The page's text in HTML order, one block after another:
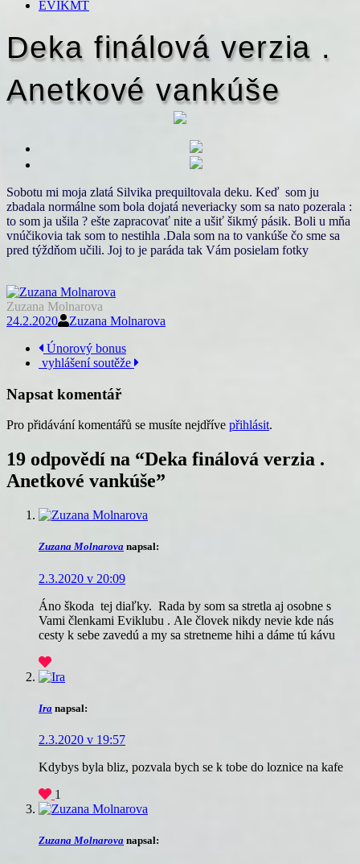
EVIKMT
Deka finálová verzia .
Anetkové vankúše
Sobotu mi moja zlatá Silvika prequiltovala deku. Keď som ju
zbadala normálne som bola dojatá neveriacky som sa nato pozerala :
to som ja ušila ? ešte zapracovať nite a ušiť šikmý pásik. Boli u mňa
vnúčikovia tak som to nestihla .Dala som na to vankúše čo sme sa
pred týždňom učili. Joj to je paráda tak Vám posielam fotky
Zuzana Molnarova
24.2.2020
Zuzana Molnarova
Navigace
příspěvku
Únorový bonus
vyhlášení soutěže
Napsat komentář
Pro přidávání komentářů se musíte nejdříve přihlásit.
19 odpovědí na “Deka finálová verzia .
Anetkové vankúše”
Zuzana Molnarova napsal:
2.3.2020 v 20:09
Áno škoda tej diaľky. Rada by som sa stretla aj osobne s
Vami členkami Eviklubu . Ale človek nikdy nevie kde nás
cesty k sebe zavedú a my sa stretneme hihi a dáme tú kávu
Ira napsal:
2.3.2020 v 19:57
Kdybys byla bliz, pozvala bych se k tobe do loznice na kafe
1
Zuzana Molnarova napsal: